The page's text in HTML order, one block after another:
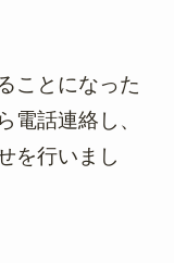
ことになった
電話連絡し、
を行いまし